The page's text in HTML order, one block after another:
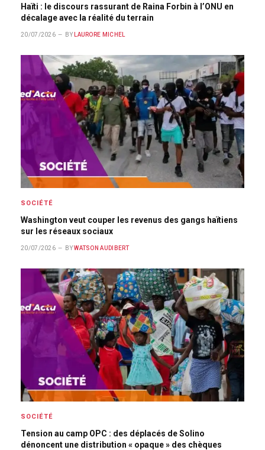
Haïti : le discours rassurant de Raina Forbin à l’ONU en
décalage avec la réalité du terrain
20/07/2026 BY LAURORE MICHEL
SOCIÉTÉ
Washington veut couper les revenus des gangs haïtiens
sur les réseaux sociaux
20/07/2026 BY WATSON AUDIBERT
SOCIÉTÉ
Tension au camp OPC : des déplacés de Solino
dénoncent une distribution « opaque » des chèques